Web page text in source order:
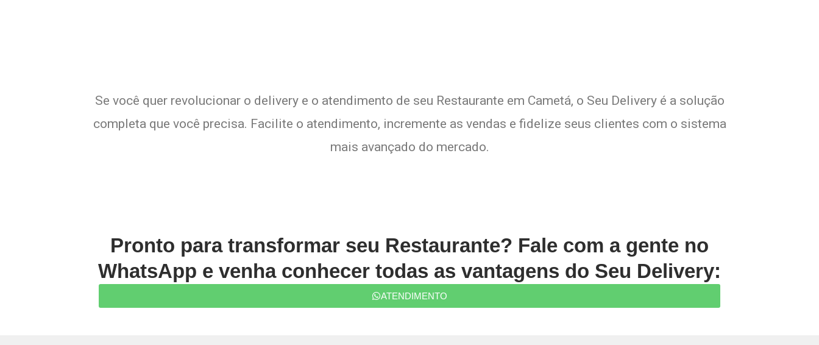
Se você quer revolucionar o delivery e o atendimento de seu Restaurante em Cametá, o Seu Delivery é a solução
completa que você precisa. Facilite o atendimento, incremente as vendas e fidelize seus clientes com o sistema
mais avançado do mercado.
Pronto para transformar seu Restaurante? Fale com a gente no
WhatsApp e venha conhecer todas as vantagens do Seu Delivery:
ATENDIMENTO